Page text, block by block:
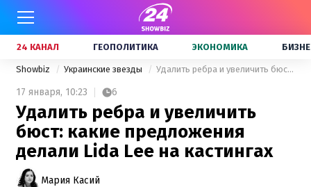
24 КАНАЛ ГЕОПОЛИТИКА ЭКОНОМИКА
Showbiz Украинские звезды Удалить ребра и увеличить бюст: какие предложения делали Lida Lee на кастингах
17 января, 10:23 6
Удалить ребра и увеличить
бюст: какие предложения
делали Lida Lee на кастингах
Мария Касий